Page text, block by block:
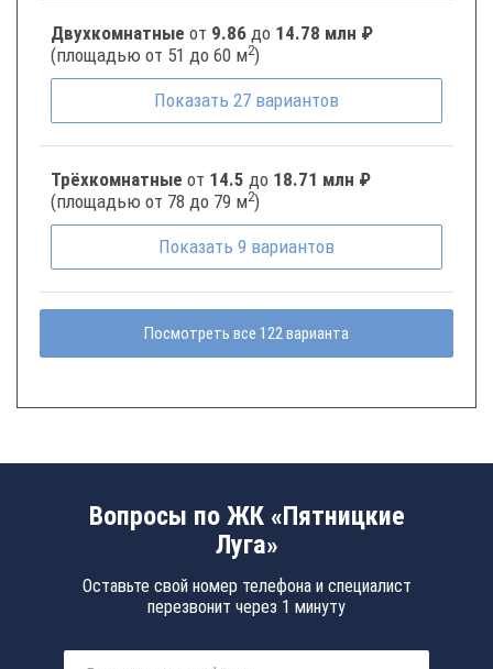
Двухкомнатные от 9.86 до 14.78 млн ₽
(площадью от 51 до 60 м2)
Показать 27 вариантов
Трёхкомнатные от 14.5 до 18.71 млн ₽
(площадью от 78 до 79 м2)
Показать 9 вариантов
Посмотреть все 122 варианта
Вопросы по ЖК «Пятницкие
Луга»
Оставьте свой номер телефона и специалист
перезвонит через 1 минуту